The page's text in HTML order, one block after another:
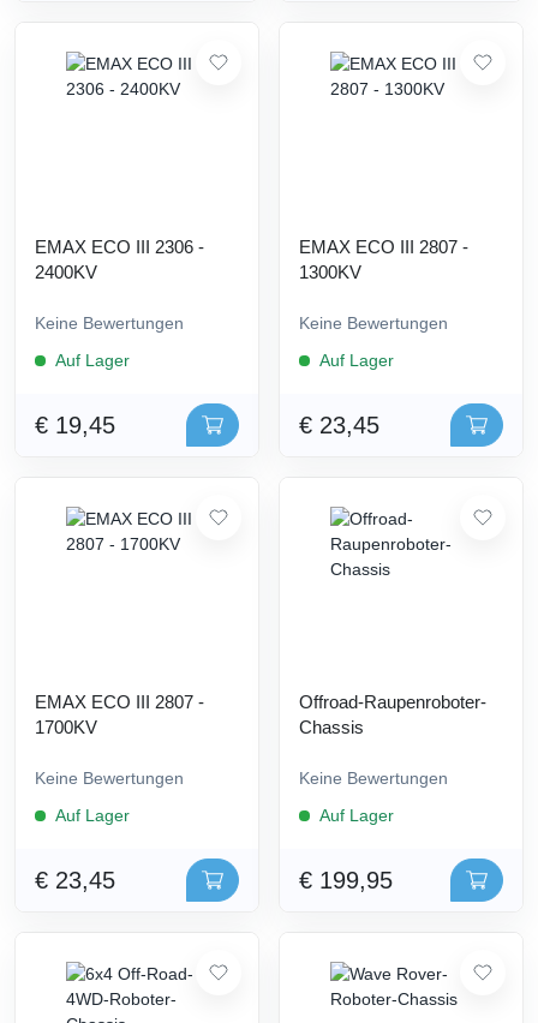
EMAX ECO III 2306 -
2400KV
Keine Bewertungen
Auf Lager
€ 19,45
EMAX ECO III 2807 -
1300KV
Keine Bewertungen
Auf Lager
€ 23,45
EMAX ECO III 2807 -
1700KV
Keine Bewertungen
Auf Lager
€ 23,45
Offroad-Raupenroboter-
Chassis
Keine Bewertungen
Auf Lager
€ 199,95